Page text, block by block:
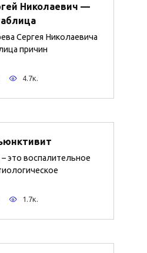
Николаевич —
Сергея Николаевича
причин
4.7к.
это воспалительное
1.7к.